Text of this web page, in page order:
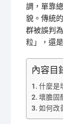
調，單靠
貌。傳統
群被誤判
粒」，還
內容目
什麼是
壞膽固
如何改